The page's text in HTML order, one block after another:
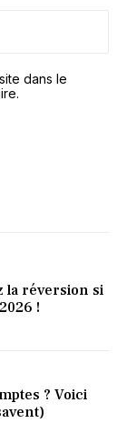
dans le
la réversion si
!
? Voici